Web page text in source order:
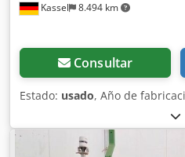
Kassel 8.494 km
Consultar
Estado: usado, Año de